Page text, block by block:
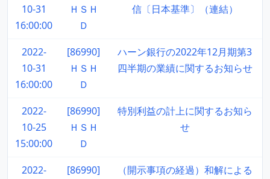
10-31
16:00:00
ＨＳＨ
Ｄ
信〔日本基準〕（連結）
2022-
10-31
16:00:00
[86990]
ＨＳＨ
Ｄ
ハーン銀行の2022年12月期第3
四半期の業績に関するお知らせ
2022-
10-25
15:00:00
[86990]
ＨＳＨ
Ｄ
特別利益の計上に関するお知ら
せ
2022-
[86990]
（開示事項の経過）和解による